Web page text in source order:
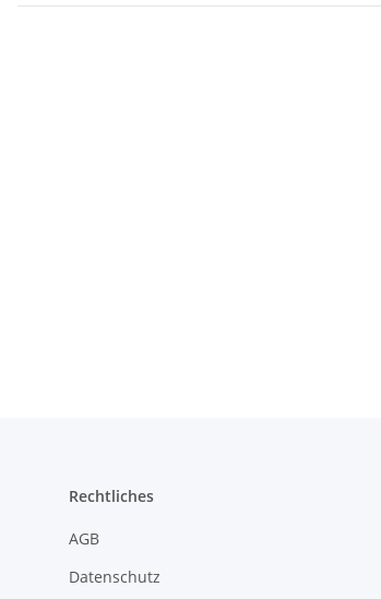
Rechtliches
AGB
Datenschutz